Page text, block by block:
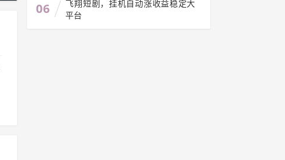
06
飞翔短剧，挂机自动涨收益稳定大
平台